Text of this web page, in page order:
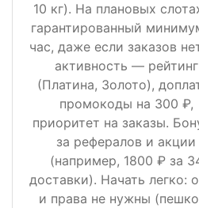
10 кг). На плановых
гарантированный
час, даже если заказов
активность — рейтинг
(Платина, Золото),
промокоды на 300 ₽,
приоритет на заказы.
за рефералов и акции
(например, 1800 ₽ за
доставки). Начать легко:
и права не нужны